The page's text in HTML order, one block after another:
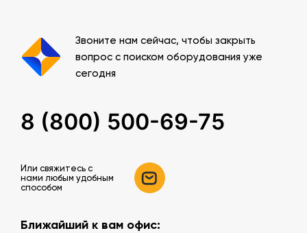
Звоните нам сейчас, чтобы закрыть
вопрос с поиском оборудования уже
сегодня
8 (800) 500-69-75
Или свяжитесь c
нами любым удобным
способом
Ближайший к вам офис: